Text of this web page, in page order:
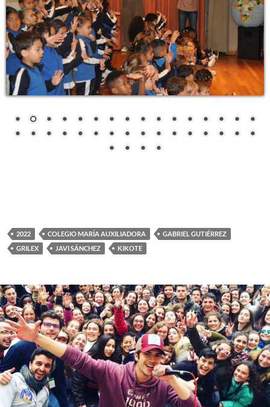
2022 COLEGIO MARÍA AUXILIADORA
GABRIEL GUTIÉRREZ
GRILEX
JAVI SÁNCHEZ KIKOTE